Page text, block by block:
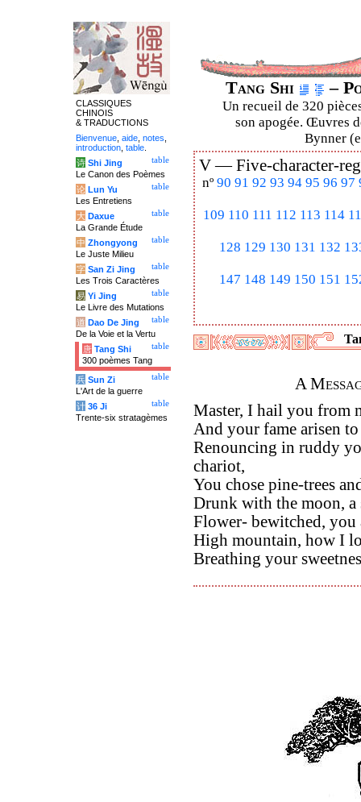
Tang Shi –
Un recueil de 320
son apogée. Œuvres
Bynner
V —Five-character-
nº 90 91 92 93 94 95 96 97
109 110 111 112 113 114
128 129 130 131 132
147 148 149 150 151
A
Master, I hail you from
And your fame arisen
Renouncing in ruddy
chariot,
You chose pine-trees
Drunk with the moon, a
Flower- bewitched, you
High mountain, how I
Breathing your
CLASSIQUES
CHINOIS
& TRADUCTIONS
Bienvenue aide notes
introduction table
table
诗 Shi Jing
Le Canon des Poèmes
table
论 Lun Yu
Les Entretiens
table
大 Daxue
La Grande Étude
table
中 Zhongyong
Le Juste Milieu
table
字 San Zi Jing
Les Trois Caractères
table
易 Yi Jing
Le Livre des Mutations
table
道 Dao De Jing
De la Voie et la Vertu
table
唐 Tang Shi
300 poèmes Tang
table
兵 Sun Zi
L'Art de la guerre
table
计 36 Ji
Trente-six stratagèmes